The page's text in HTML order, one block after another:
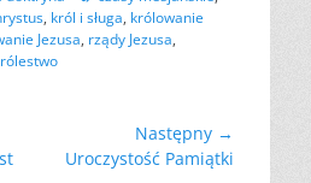
, król i sługa, królowanie
Jezusa, rządy Jezusa,
Następny →
Następny
Uroczystość Pamiątki